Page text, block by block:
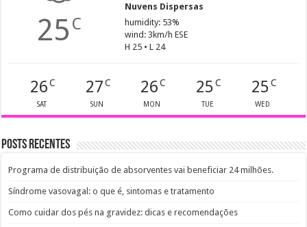
25 C
Nuvens Dispersas
humidity: 53%
wind: 3km/h ESE
H 25 • L 24
26C
SAT
27C
SUN
26 C
MON
25C
TUE
25C
WED
Posts recentes
Programa de distribuição de absorventes vai beneficiar 24 milhões.
Síndrome vasovagal: o que é, sintomas e tratamento
Como cuidar dos pés na gravidez: dicas e recomendações